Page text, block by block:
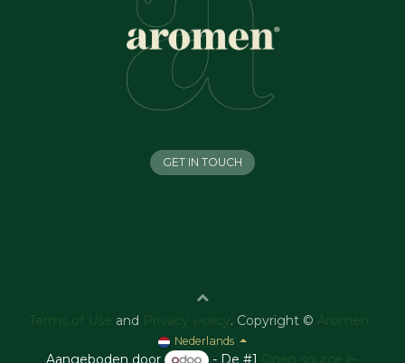
GET IN TOUCH
Terms of Use and Privacy Policy . Copyright © Aromen
Nederlands
Aangeboden door - De #1 Open source e-